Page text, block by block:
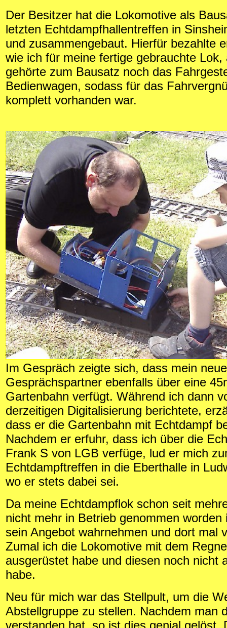
Der Besitzer hat die Lokomotive als
letzten Echtdampfhallentreffen in
und zusammengebaut. Hierfür bezahlte
wie ich für meine fertige gebrauchte Lok,
gehörte zum Bausatz noch das
Bedienwagen, sodass für das
komplett vorhanden war.
Im Gespräch zeigte sich, dass mein
Gesprächspartner ebenfalls über eine
Gartenbahn verfügt. Während ich dann
derzeitigen Digitalisierung berichtete,
dass er die Gartenbahn mit Echtdampf
Nachdem er erfuhr, dass ich über die
Frank S von LGB verfüge, lud er mich
Echtdampftreffen in die Eberthalle in
wo er stets dabei sei.
Da meine Echtdampflok schon seit
nicht mehr in Betrieb genommen worden
sein Angebot wahrnehmen und dort mal
Zumal ich die Lokomotive mit dem
ausgerüstet habe und diesen noch nicht
habe.
Neu für mich war das Stellpult, um die
Abstellgruppe zu stellen. Nachdem man
verstanden hat, so ist dies genial gelöst.